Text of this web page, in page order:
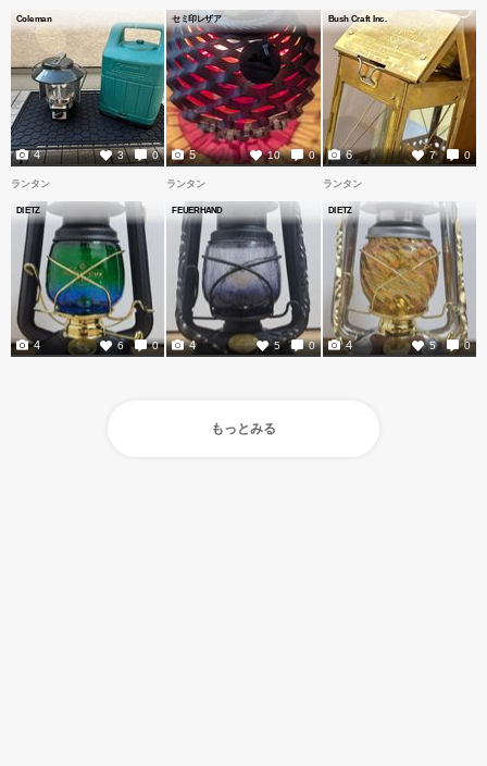
Coleman
3 0
4
セミ印レザア
10 0
5
Bush Craft Inc.
7 0
6
ランタン
DIETZ
6 0
4
ランタン
FEUERHAND
5 0
4
ランタン
DIETZ
5 0
4
もっとみる